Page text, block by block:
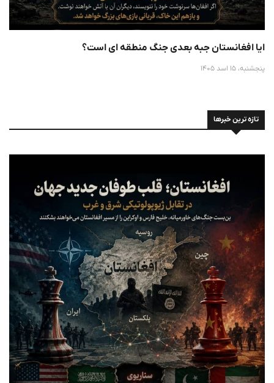
ایا افغانستان جبه بعدی جنگ منطقه ای است؟
پنجشنبه، 15 اسد 1405
تازه ترین خبرها